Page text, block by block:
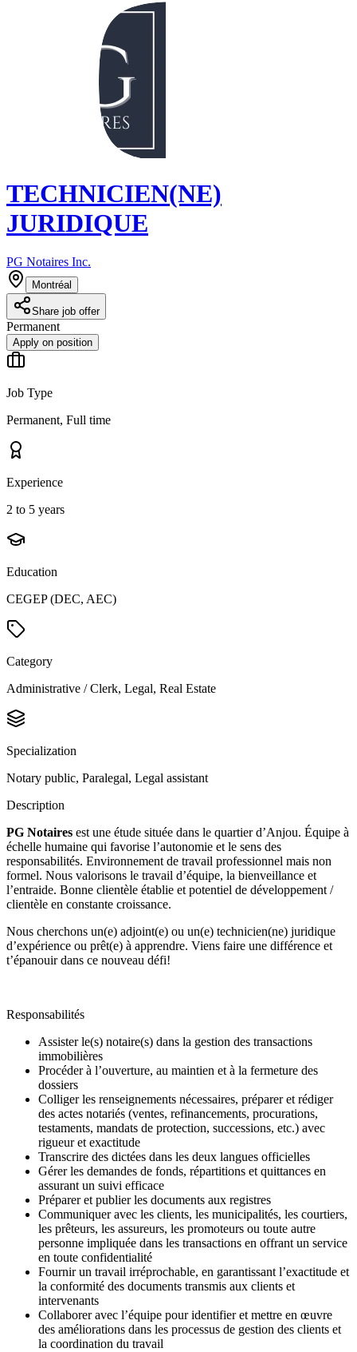
TECHNICIEN(NE)
JURIDIQUE
PG Notaires Inc.
Montréal
Share job offer
Permanent
Apply on position
Job Type
Permanent, Full time
Experience
2 to 5 years
Education
CEGEP (DEC, AEC)
Category
Administrative / Clerk, Legal, Real Estate
Specialization
Notary public, Paralegal, Legal assistant
Description
PG Notaires est une étude située dans le quartier d’Anjou. Équipe à
échelle humaine qui favorise l’autonomie et le sens des
responsabilités. Environnement de travail professionnel mais non
formel. Nous valorisons le travail d’équipe, la bienveillance et
l’entraide. Bonne clientèle établie et potentiel de développement /
clientèle en constante croissance.
Nous cherchons un(e) adjoint(e) ou un(e) technicien(ne) juridique
d’expérience ou prêt(e) à apprendre. Viens faire une différence et
t’épanouir dans ce nouveau défi!
Responsabilités
Assister le(s) notaire(s) dans la gestion des transactions
immobilières
Procéder à l’ouverture, au maintien et à la fermeture des
dossiers
Colliger les renseignements nécessaires, préparer et rédiger
des actes notariés (ventes, refinancements, procurations,
testaments, mandats de protection, successions, etc.) avec
rigueur et exactitude
Transcrire des dictées dans les deux langues officielles
Gérer les demandes de fonds, répartitions et quittances en
assurant un suivi efficace
Préparer et publier les documents aux registres
Communiquer avec les clients, les municipalités, les courtiers,
les prêteurs, les assureurs, les promoteurs ou toute autre
personne impliquée dans les transactions en offrant un service
en toute confidentialité
Fournir un travail irréprochable, en garantissant l’exactitude et
la conformité des documents transmis aux clients et
intervenants
Collaborer avec l’équipe pour identifier et mettre en œuvre
des améliorations dans les processus de gestion des clients et
la coordination du travail